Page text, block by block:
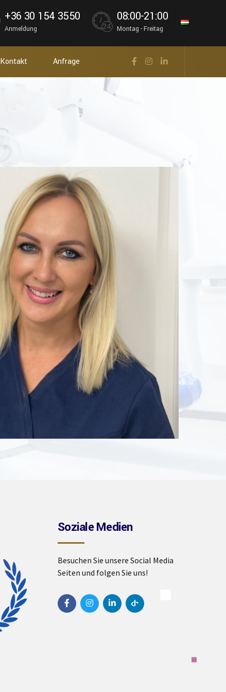
+36 30 154 3550
Anmeldung
08:00-21:00
Montag - Freitag
Kontakt Anfrage
Soziale Medien
Besuchen Sie unsere Social Media
Seiten und folgen Sie uns!